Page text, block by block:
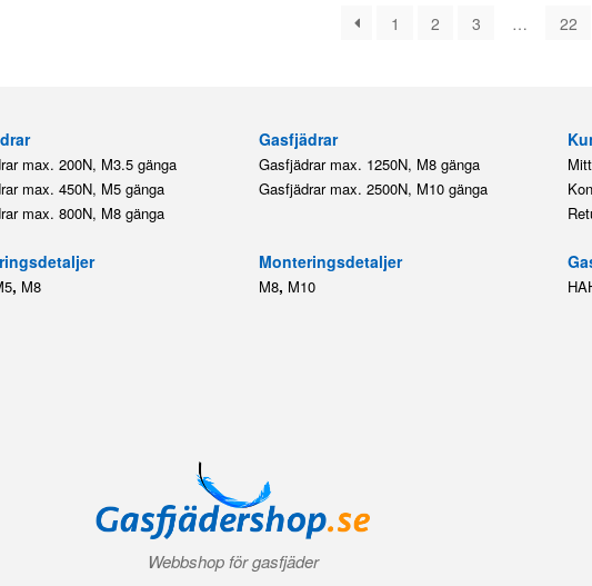
1 2 3 … 22
max. 200N, M3.5 gänga
max. 450N, M5 gänga
max. 800N, M8 gänga
, M8
Gasfjädrar
Gasfjädrar max. 1250N, M8 gänga
Gasfjädrar max. 2500N, M10 gänga
Monteringsdetaljer
M8, M10
Webbshop för gasfjäder